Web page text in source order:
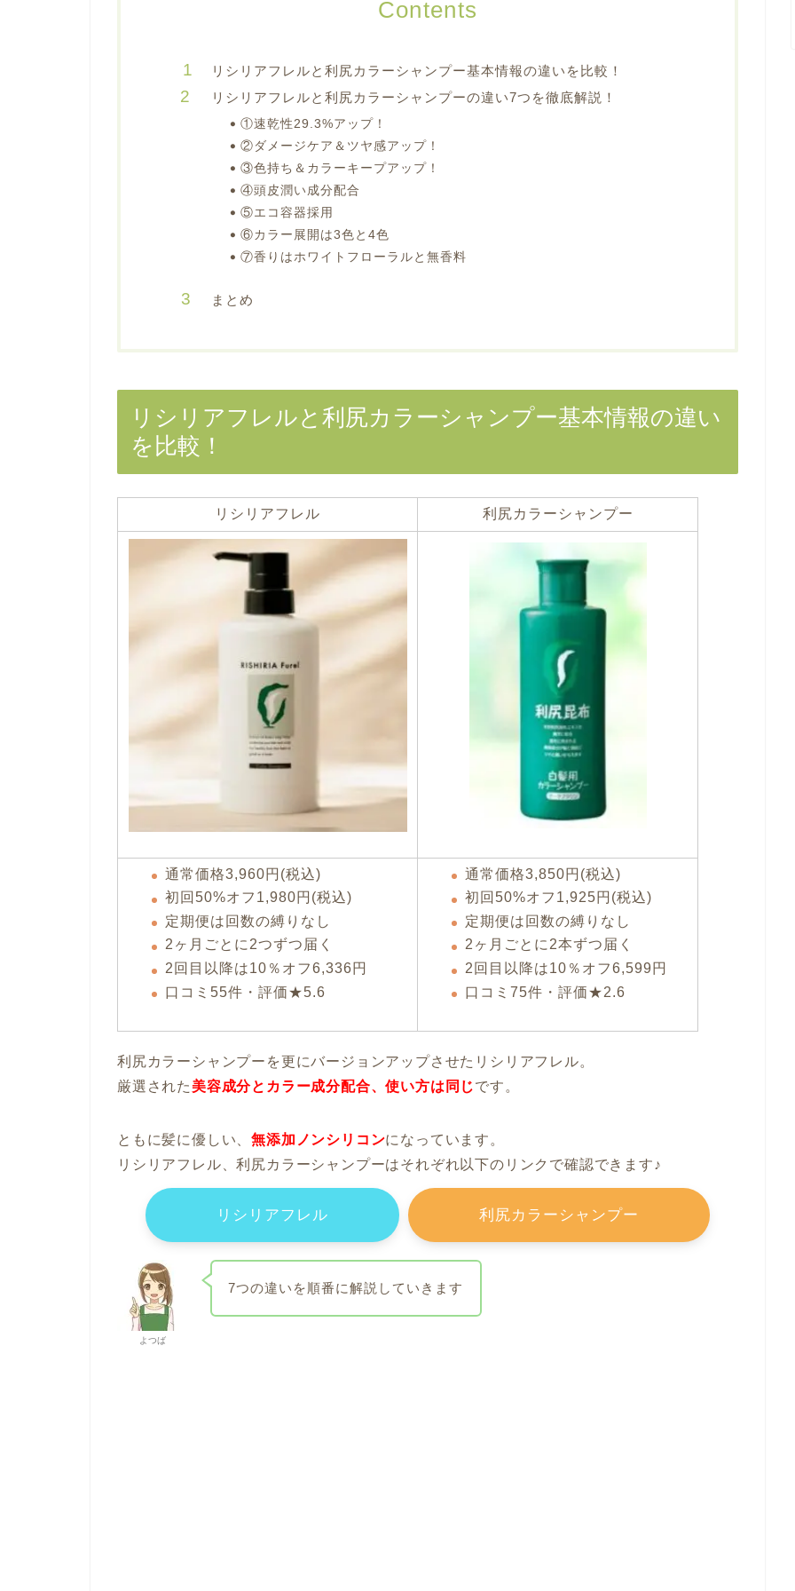
Contents
リシリアフレルと利尻カラーシャンプー基本情報の違いを比較！
リシリアフレルと利尻カラーシャンプーの違い7つを徹底解説！
①速乾性29.3%アップ！
②ダメージケア＆ツヤ感アップ！
③色持ち＆カラーキープアップ！
④頭皮潤い成分配合
⑤エコ容器採用
⑥カラー展開は3色と4色
⑦香りはホワイトフローラルと無香料
まとめ
リシリアフレルと利尻カラーシャンプー基本情報の違い
を比較！
リシリアフレル 利尻カラーシャンプー
通常価格3,960円(税込)
初回50%オフ1,980円(税込)
定期便は回数の縛りなし
2ヶ月ごとに2つずつ届く
2回目以降は10％オフ6,336円
口コミ55件・評価★5.6
通常価格3,850円(税込)
初回50%オフ1,925円(税込)
定期便は回数の縛りなし
2ヶ月ごとに2本ずつ届く
2回目以降は10％オフ6,599円
口コミ75件・評価★2.6
利尻カラーシャンプーを更にバージョンアップさせたリシリアフレル。
厳選された 美容成分とカラー成分配合、使い方は同じです。
ともに髪に優しい、無添加ノンシリコンになっています。
リシリアフレル、利尻カラーシャンプーはそれぞれ以下のリンクで確認できます♪
リシリアフレル 利尻カラーシャンプー
よつば
7つの違いを順番に解説していきます